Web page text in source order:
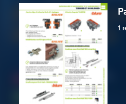
1